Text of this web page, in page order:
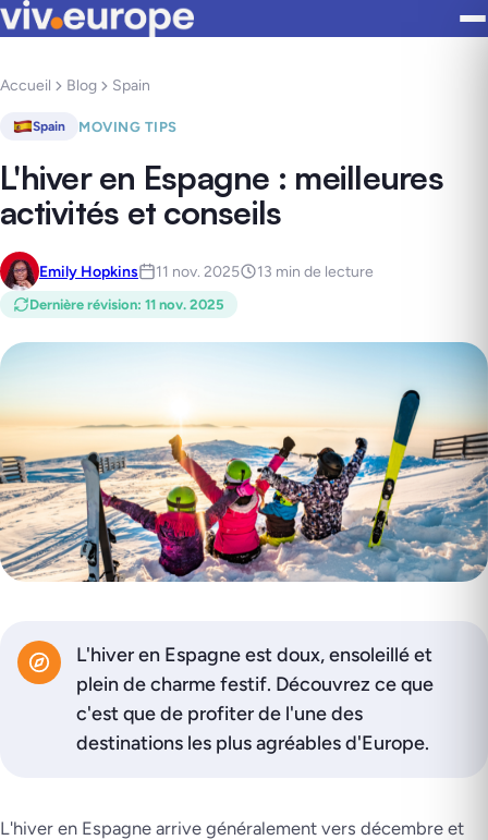
Accueil Blog Spain
Spain MOVING TIPS
L'hiver en Espagne : meilleures
activités et conseils
Emily Hopkins 11 nov. 2025 13 min de lecture
Dernière révision: 11 nov. 2025
L'hiver en Espagne est doux, ensoleillé et
plein de charme festif. Découvrez ce que
c'est que de profiter de l'une des
destinations les plus agréables d'Europe.
L'hiver en Espagne arrive généralement vers décembre et